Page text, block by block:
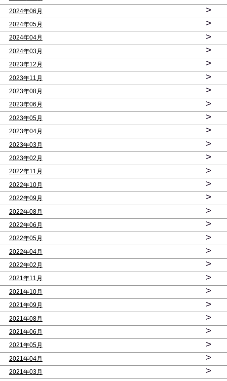
2024年06月 >
2024年05月 >
2024年04月 >
2024年03月 >
2023年12月 >
2023年11月 >
2023年08月 >
2023年06月 >
2023年05月 >
2023年04月 >
2023年03月 >
2023年02月 >
2022年11月 >
2022年10月 >
2022年09月 >
2022年08月 >
2022年06月 >
2022年05月 >
2022年04月 >
2022年02月 >
2021年11月 >
2021年10月 >
2021年09月 >
2021年08月 >
2021年06月 >
2021年05月 >
2021年04月 >
2021年03月
>